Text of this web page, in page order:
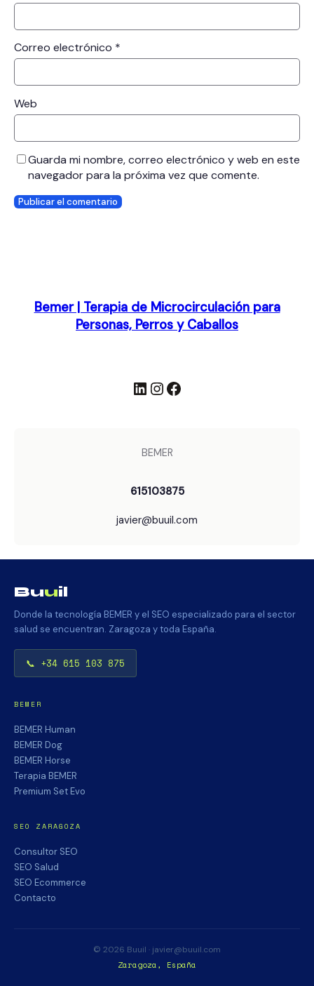
Correo electrónico *
Web
Guarda mi nombre, correo electrónico y web en este
navegador para la próxima vez que comente.
Bemer | Terapia de Microcirculación para
Personas, Perros y Caballos
LinkedIn InstagramFacebook
BEMER
615103875
javier@buuil.com
Buuil
Donde la tecnología BEMER y el SEO especializado para el sector
salud se encuentran. Zaragoza y toda España.
📞 +34 615 103 875
BEMER
BEMER Human
BEMER Dog
BEMER Horse
Terapia BEMER
Premium Set Evo
SEO ZARAGOZA
Consultor SEO
SEO Salud
SEO Ecommerce
Contacto
© 2026 Buuil · javier@buuil.com
Zaragoza, España